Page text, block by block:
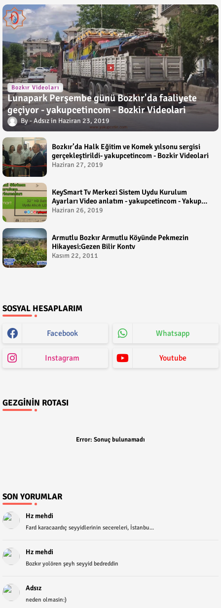
Bozkır Videoları
Lunapark Perşembe günü Bozkır'da faaliyete
geçiyor - yakupcetincom - Bozkir Videolari
Adsız Haziran 23, 2019
Bozkır’da Halk Eğitim ve Komek yılsonu sergisi
gerçekleştirildi- yakupcetincom - Bozkir Videolari
Haziran 27, 2019
KeySmart Tv Merkezi Sistem Uydu Kurulum
Ayarları Video anlatım - yakupcetincom - Yakup
Çetin
Haziran 26, 2019
Armutlu Bozkır Armutlu Köyünde Pekmezin
Hikayesi:Gezen Bilir Kontv
Kasım 22, 2011
SOSYAL HESAPLARIM
Facebook Whatsapp
Instagram Youtube
GEZGININ ROTASI
Error: Sonuç bulunamadı
SON YORUMLAR
Hz mehdi
Fard karacaardıç seyyidlerinin secereleri, İstanbu...
Hz mehdi
Bozkır yolören şeyh seyyid bedreddin
Adsız
neden olmasin:)